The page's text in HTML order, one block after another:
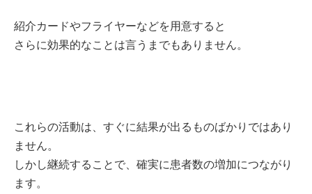
紹介カードやフライヤーなどを用意すると
さらに効果的なことは言うまでもありません。
これらの活動は、すぐに結果が出るものばかりではあり
ません。
しかし継続することで、確実に患者数の増加につながり
ます。